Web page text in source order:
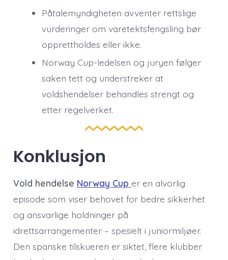
Påtalemyndigheten avventer rettslige
vurderinger om varetektsfengsling bør
opprettholdes eller ikke.
Norway Cup-ledelsen og juryen følger
saken tett og understreker at
voldshendelser behandles strengt og
etter regelverket.
Konklusjon
Vold hendelse Norway Cup er en alvorlig
episode som viser behovet for bedre sikkerhet
og ansvarlige holdninger på
idrettsarrangementer – spesielt i juniormiljøer.
Den spanske tilskueren er siktet, flere klubber